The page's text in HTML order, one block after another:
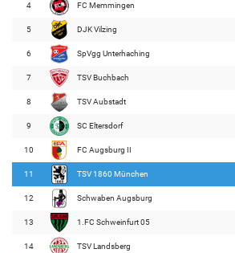
4 FC Memmingen
5 DJK Vilzing
6 SpVgg Unterhaching
7 TSV Buchbach
8 TSV Aubstadt
9 SC Eltersdorf
10 FC Augsburg II
11 TSV 1860 München
12 Schwaben Augsburg
13 1.FC Schweinfurt 05
14 TSV Landsberg